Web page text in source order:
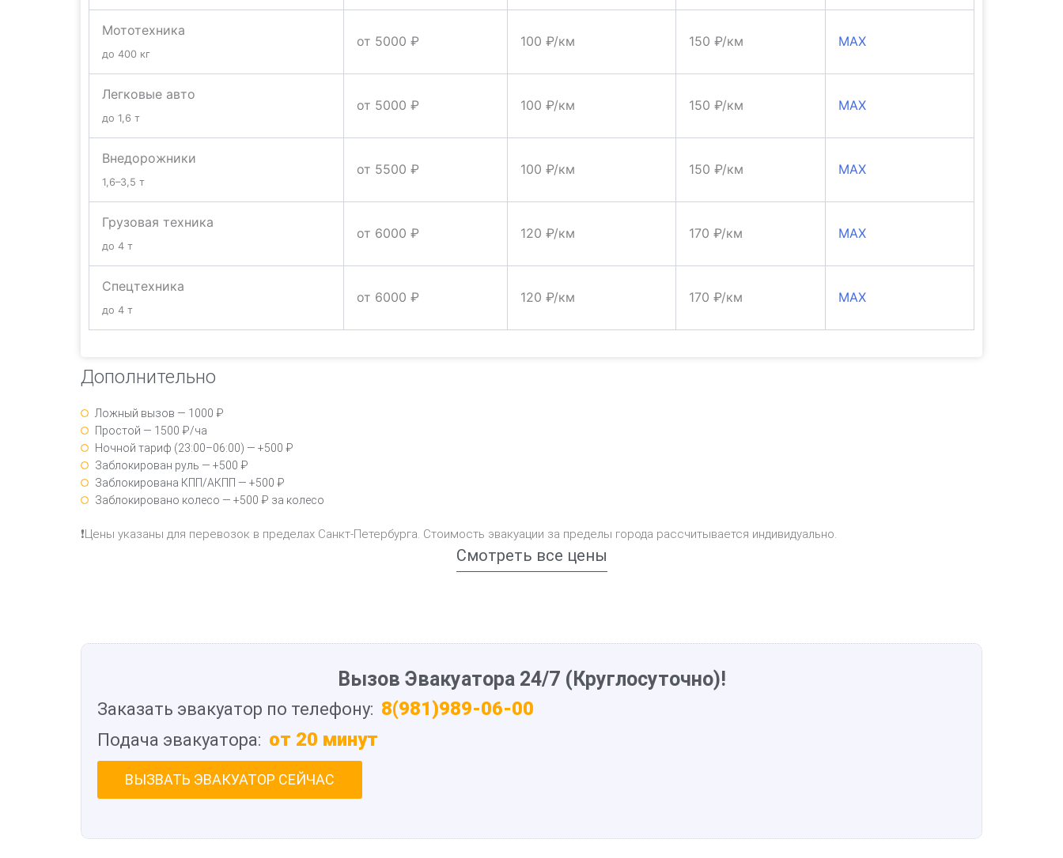
Мототехника
до 400 кг
от 5000 ₽ 100 ₽/км 150 ₽/км MAX
Легковые авто
до 1,6 т
от 5000 ₽ 100 ₽/км 150 ₽/км MAX
Внедорожники
1,6–3,5 т
от 5500 ₽ 100 ₽/км 150 ₽/км MAX
Грузовая техника
до 4 т
от 6000 ₽ 120 ₽/км 170 ₽/км MAX
Спецтехника
до 4 т
от 6000 ₽ 120 ₽/км 170 ₽/км MAX
Дополнительно
Ложный вызов — 1000 ₽
Простой — 1500 ₽/ча
Ночной тариф (23:00–06:00) — +500 ₽
Заблокирован руль — +500 ₽
Заблокирована КПП/АКПП — +500 ₽
Заблокировано колесо — +500 ₽ за колесо
❗Цены указаны для перевозок в пределах Санкт-Петербурга. Стоимость эвакуации за пределы города рассчитывается индивидуально.
Смотреть все цены
Вызов Эвакуатора 24/7 (Круглосуточно)!
Заказать эвакуатор по телефону: 8(981)989-06-00
Подача эвакуатора: от 20 минут
ВЫЗВАТЬ ЭВАКУАТОР СЕЙЧАС